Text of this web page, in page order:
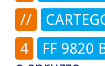
//
4
FF 9820